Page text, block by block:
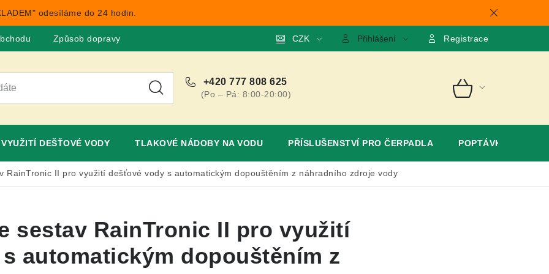
odesíláme do 24 hodin.
Způsob dopravy Reklamace O nás GDPR Poptávka
CZK Přihlášení Registrace
+420 777 808 625
(Po – Pá: 8:00-20:00)
NÁKUPNÍ
VYUŽITÍ DEŠŤOVÉ VODY TLAKOVÉ NÁDOBY NA VODU PŘÍSLUŠENSTVÍ PRO ČERPADLA POPTÁVKA
RainTronic II pro využití dešťové vody s automatickým dopouštěním z náhradního zdroje vody
sestav RainTronic II pro využití
automatickým dopouštěním z